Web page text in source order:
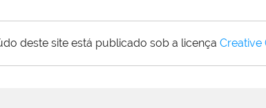
deste site está publicado sob a licença Creative